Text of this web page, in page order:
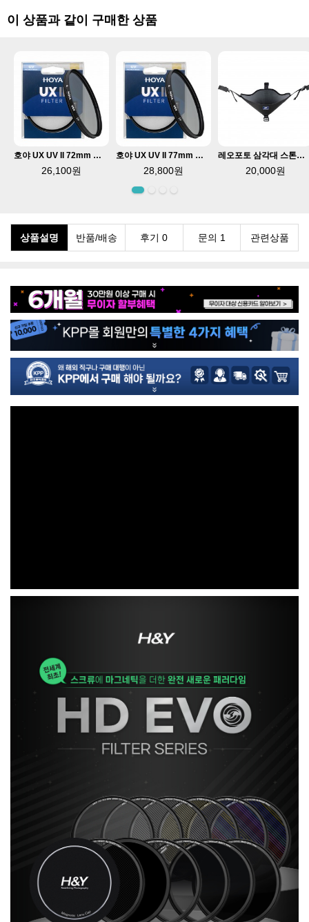
이 상품과 같이 구매한 상품
호야 UX UV II 72mm 렌즈필터 발수 반사방지코팅
26,100원
호야 UX UV II 77mm 렌즈필터 발수 반사방지코팅
28,800원
레오포토 삼각대 스톤백 RB-2
20,000원
상품설명 반품/배송 후기 0 문의 1 관련상품